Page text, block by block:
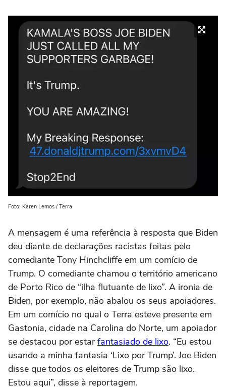
Foto: Karen Lemos / Terra
A mensagem é uma referência à resposta que Biden
deu diante de declarações racistas feitas pelo
comediante Tony Hinchcliffe em um comício de
Trump. O comediante chamou o território americano
de Porto Rico de “ilha flutuante de lixo”. A ironia de
Biden, por exemplo, não abalou os seus apoiadores.
Em um comício no qual o Terra esteve presente em
Gastonia, cidade na Carolina do Norte, um apoiador
se destacou por estarfantasiado de lixo. “Eu estou
usando a minha fantasia ‘Lixo por Trump’. Joe Biden
disse que todos os eleitores de Trump são lixo.
Estou aqui”, disse à reportagem.